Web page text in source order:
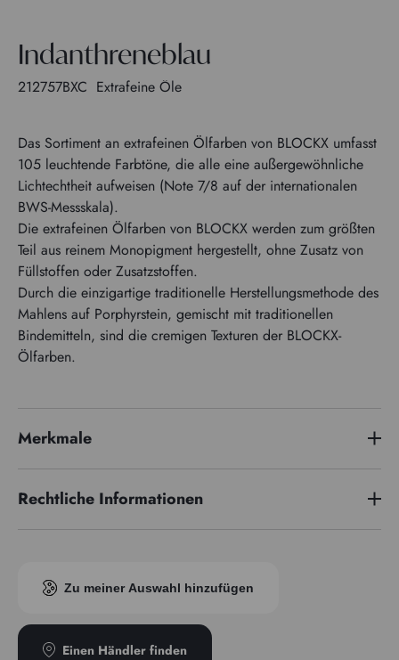
Indanthreneblau
212757BXC Extrafeine Öle
Das Sortiment an extrafeinen Ölfarben von BLOCKX umfasst
105 leuchtende Farbtöne, die alle eine außergewöhnliche
Lichtechtheit aufweisen (Note 7/8 auf der internationalen
BWS-Messskala).
Die extrafeinen Ölfarben von BLOCKX werden zum größten
Teil aus reinem Monopigment hergestellt, ohne Zusatz von
Füllstoffen oder Zusatzstoffen.
Durch die einzigartige traditionelle Herstellungsmethode des
Mahlens auf Porphyrstein, gemischt mit traditionellen
Bindemitteln, sind die cremigen Texturen der BLOCKX-
Ölfarben.
Merkmale
Preisserie
Rechtliche Informationen
Zu meiner Auswahl hinzufügen
Einen Händler finden